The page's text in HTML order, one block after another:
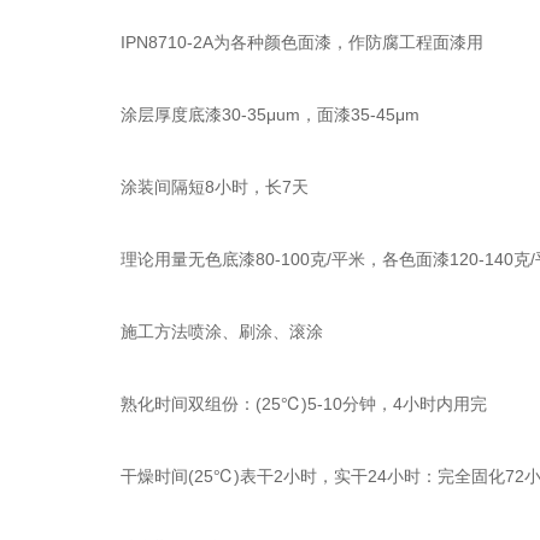
IPN8710-2A为各种颜色面漆，作防腐工程面漆用
涂层厚度底漆30-35μum，面漆35-45μm
涂装间隔短8小时，长7天
理论用量无色底漆80-100克/平米，各色面漆120-140克/
施工方法喷涂、刷涂、滚涂
熟化时间双组份：(25℃)5-10分钟，4小时内用完
干燥时间(25℃)表干2小时，实干24小时：完全固化72